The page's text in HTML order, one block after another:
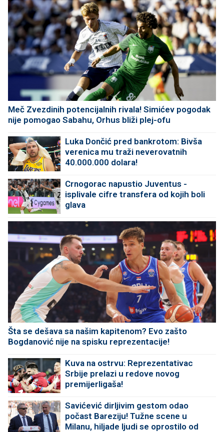
Meč Zvezdinih potencijalnih rivala! Simićev pogodak
nije pomogao Sabahu, Orhus bliži plej-ofu
Luka Dončić pred bankrotom: Bivša
verenica mu traži neverovatnih
40.000.000 dolara!
Crnogorac napustio Juventus -
isplivale cifre transfera od kojih boli
glava
Šta se dešava sa našim kapitenom? Evo zašto
Bogdanović nije na spisku reprezentacije!
Kuva na ostrvu: Reprezentativac
Srbije prelazi u redove novog
premijerligaša!
Savićević dirljivim gestom odao
počast Bareziju! Tužne scene u
Milanu, hiljade ljudi se oprostilo od